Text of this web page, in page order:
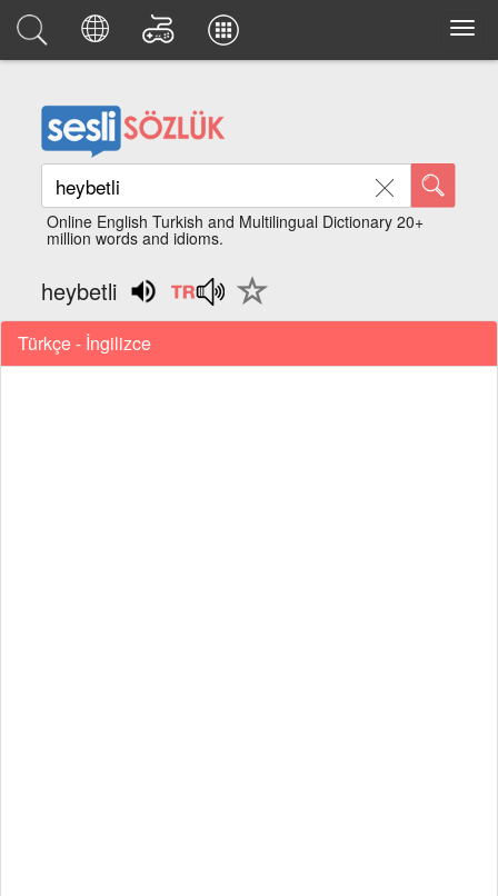
Online English Turkish and Multilingual Dictionary 20+
million words and idioms.
heybetli
Türkçe - İngilizce